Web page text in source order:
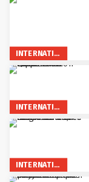
INTERNATIONAL
INTERNATIONAL
INTERNATIONAL